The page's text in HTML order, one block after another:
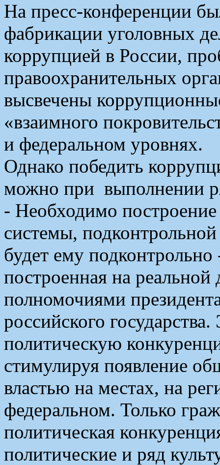
На пресс-конференции
фабрикации уголовных
коррупцией в России,
правоохранительных
высвечены
«взаимного
и федеральном уровнях.
Однако победить
можно при выполнении
- Необходимо
системы, подконтрольной
будет ему подконтрольно
построенная на
полномочиями
российского
политическую
стимулируя появление
властью на местах, на
федеральном. Только
политическая
политические и ряд